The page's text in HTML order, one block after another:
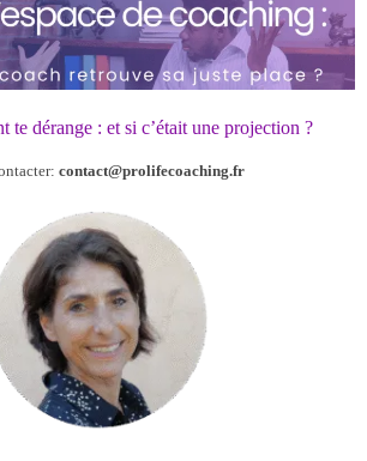
te dérange : et si c’était une projection ?
contact@prolifecoaching.fr